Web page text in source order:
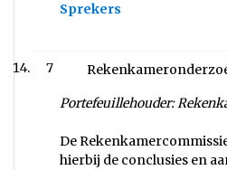
Sprekers
7
Portefeuillehouder:
De
hierbij de conclusies en